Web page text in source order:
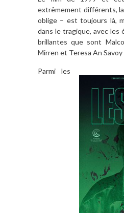
extrêmement différents,
oblige – est toujours là,
dans le tragique, avec les
brillantes que sont
Mirren et Teresa An
Parmi les